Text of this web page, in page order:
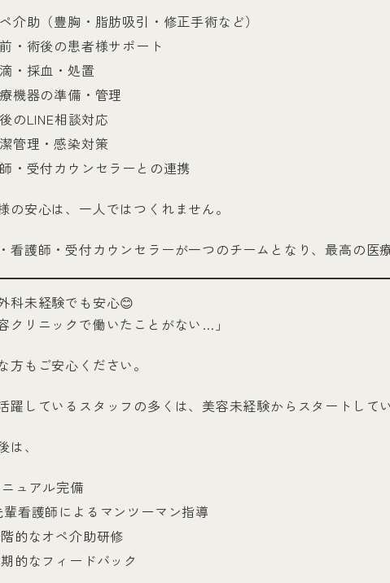
介助（豊胸・脂肪吸引・修正手術など）
・術後の患者様サポート
・採血・処置
機器の準備・管理
のLINE相談対応
管理・感染対策
・受付カウンセラーとの連携
の安心は、一人ではつくれません。
看護師・受付カウンセラーが一つのチームとなり、最高の医
科未経験でも安心😊
容クリニックで働いたことがない…」
方もご安心ください。
躍しているスタッフの多くは、美容未経験からスタートしてい
は、
ュアル完備
輩看護師によるマンツーマン指導
的なオペ介助研修
的なフィードバック